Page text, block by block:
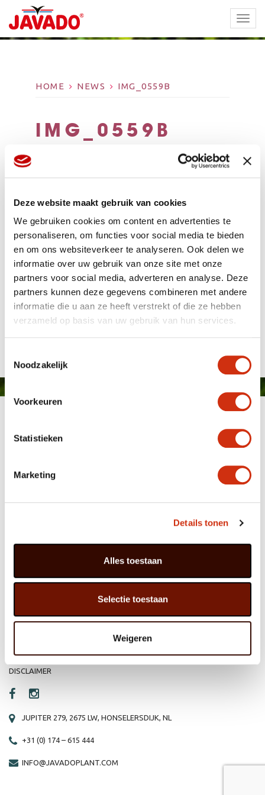
Deze website maakt gebruik van cookies
We gebruiken cookies om content en advertenties te
personaliseren, om functies voor social media te bieden
en om ons websiteverkeer te analyseren. Ook delen we
informatie over uw gebruik van onze site met onze
partners voor social media, adverteren en analyse. Deze
partners kunnen deze gegevens combineren met andere
informatie die u aan ze heeft verstrekt of die ze hebben
verzameld op basis van uw gebruik van hun services.
Noodzakelijk
Voorkeuren
Statistieken
Marketing
Details tonen
Alles toestaan
Selectie toestaan
Weigeren
HOME NEWS IMG_0559B
IMG_0559B
Javado bij Natuurlijk Hopmans Heuchera
Gepubliceerd op: 12 augustus 2021
ORGANISATIE
REFERENTIES
WEBSHOP
NIEUWS
VACATURE
PRIVACY STATEMENT
DISCLAIMER
JUPITER 279, 2675 LW, HONSELERSDIJK, NL
+31 (0) 174 – 615 444
INFO@JAVADOPLANT.COM